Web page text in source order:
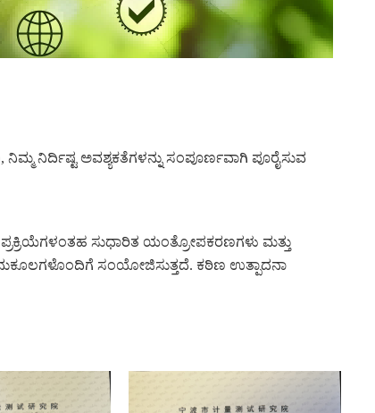
ನಿರ್ದಿಷ್ಟ ಅವಶ್ಯಕತೆಗಳನ್ನು ಸಂಪೂರ್ಣವಾಗಿ ಪೂರೈಸುವ
ಪ್ರಕ್ರಿಯೆಗಳಂತಹ ಸುಧಾರಿತ ಯಂತ್ರೋಪಕರಣಗಳು ಮತ್ತು
ಸಂಯೋಜಿಸುತ್ತದೆ. ಕಠಿಣ ಉತ್ಪಾದನಾ